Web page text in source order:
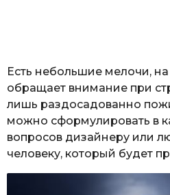
Есть небольшие мелочи,
обращает внимание при
лишь раздосадованно
можно сформулировать в
вопросов дизайнеру или
человеку, который будет